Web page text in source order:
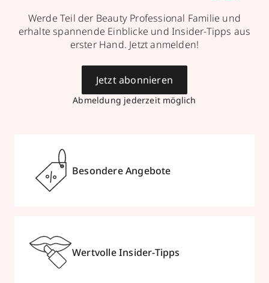
Mehr Informationen
Parfümerie Albrecht
069920375757
zum Routenplaner
Werde Teil der Beauty Professional Familie und
erhalte spannende Einblicke und Insider-Tipps aus
erster Hand. Jetzt anmelden!
Abmeldung jederzeit möglich
Jetzt abonnieren
Besondere Angebote
Wertvolle Insider-Tipps